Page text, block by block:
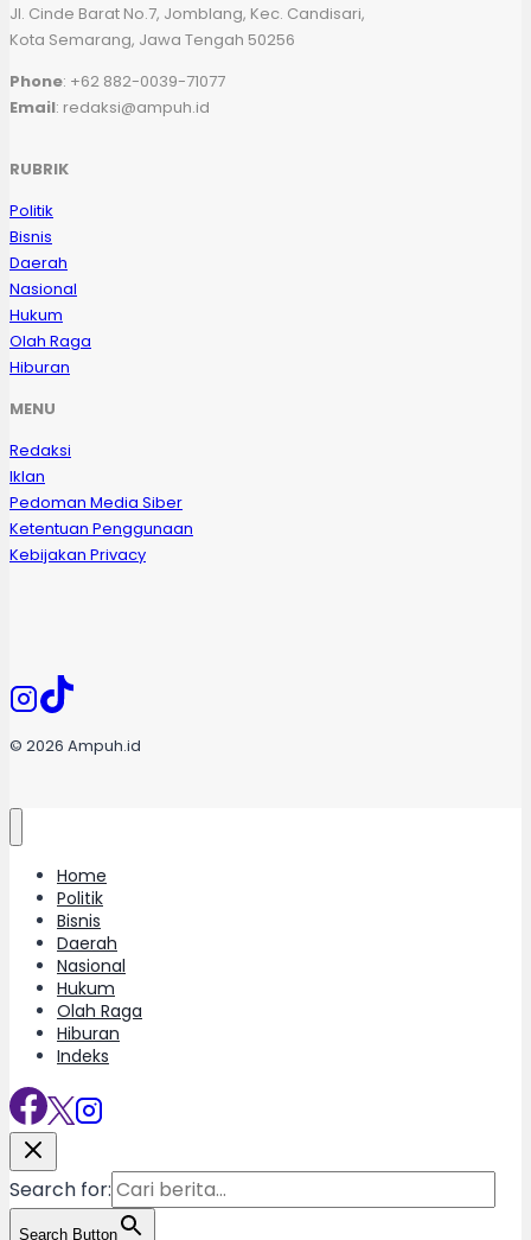
Jl. Cinde Barat No.7, Jomblang, Kec. Candisari,
Kota Semarang, Jawa Tengah 50256
Phone: +62 882-0039-71077
Email: redaksi@ampuh.id
RUBRIK
Politik
Bisnis
Daerah
Nasional
Hukum
Olah Raga
Hiburan
MENU
Redaksi
Iklan
Pedoman Media Siber
Ketentuan Penggunaan
Kebijakan Privacy
© 2026 Ampuh.id
Home
Politik
Bisnis
Daerah
Nasional
Hukum
Olah Raga
Hiburan
Indeks
Search for:
Search Button